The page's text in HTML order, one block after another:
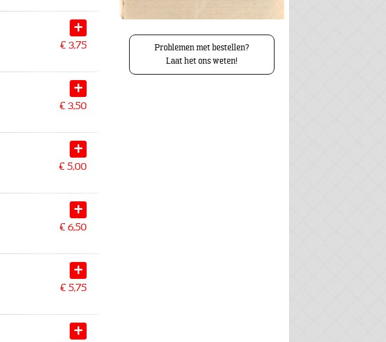
€ 3,75
€ 3,50
€ 5,00
€ 6,50
€ 5,75
Problemen met bestellen?
Laat het ons weten!